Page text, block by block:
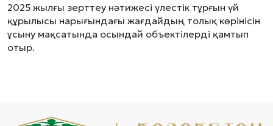
2025 жылғы зерттеу нәтижесі үлестік тұрғын үй
құрылысы нарығындағы жағдайдың толық көрінісін
ұсыну мақсатында осындай объектілерді қамтып
отыр.